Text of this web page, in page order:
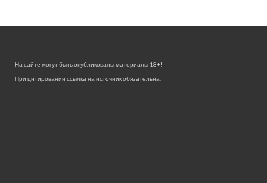
На сайте могут быть опубликованы материалы 18+!
При цитировании ссылка на источник обязательна.